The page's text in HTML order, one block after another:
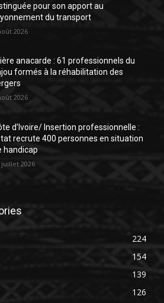
pour son apport au
du transport
2026
anacarde : 61 professionnels du
formés à la réhabilitation des
2026
d’Ivoire/ Insertion professionnelle :
recrute 400 personnes en situation
handicap
juillet 2026
224
154
139
126